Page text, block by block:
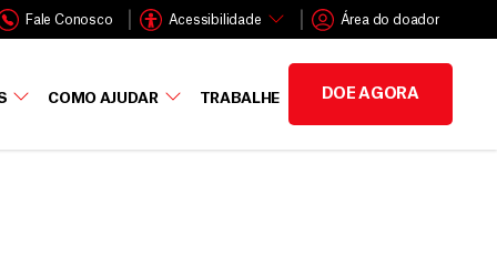
Fale Conosco Acessibilidade Área do doador
COMO AJUDAR TRABALHE DOE AGORA